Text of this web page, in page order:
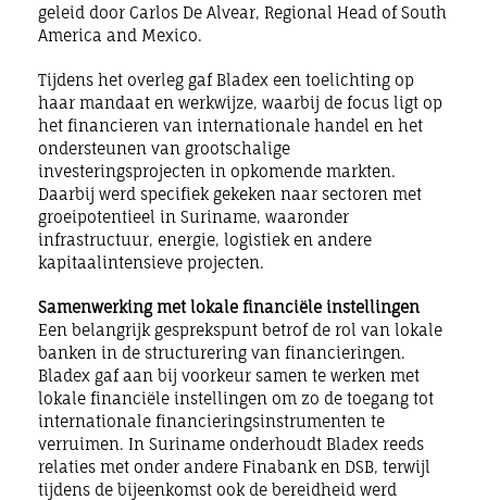
geleid door Carlos De Alvear, Regional Head of South
America and Mexico.
Tijdens het overleg gaf Bladex een toelichting op
haar mandaat en werkwijze, waarbij de focus ligt op
het financieren van internationale handel en het
ondersteunen van grootschalige
investeringsprojecten in opkomende markten.
Daarbij werd specifiek gekeken naar sectoren met
groeipotentieel in Suriname, waaronder
infrastructuur, energie, logistiek en andere
kapitaalintensieve projecten.
Samenwerking met lokale financiële instellingen
Een belangrijk gesprekspunt betrof de rol van lokale
banken in de structurering van financieringen.
Bladex gaf aan bij voorkeur samen te werken met
lokale financiële instellingen om zo de toegang tot
internationale financieringsinstrumenten te
verruimen. In Suriname onderhoudt Bladex reeds
relaties met onder andere Finabank en DSB, terwijl
tijdens de bijeenkomst ook de bereidheid werd